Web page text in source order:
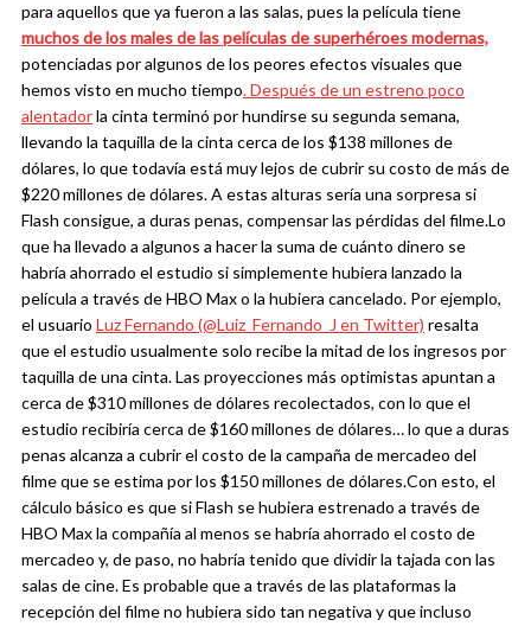
para aquellos que ya fueron a las salas, pues la película tiene
muchos de los males de las películas de superhéroes modernas,
potenciadas por algunos de los peores efectos visuales que
hemos visto en mucho tiempo. Después de un estreno poco
alentadorla cinta terminó por hundirse su segunda semana,
llevando la taquilla de la cinta cerca de los $138 millones de
dólares, lo que todavía está muy lejos de cubrir su costo de más de
$220 millones de dólares. A estas alturas sería una sorpresa si
Flash consigue, a duras penas, compensar las pérdidas del filme.Lo
que ha llevado a algunos a hacer la suma de cuánto dinero se
habría ahorrado el estudio si simplemente hubiera lanzado la
película a través de HBO Max o la hubiera cancelado. Por ejemplo,
el usuario Luz Fernando (@Luiz_Fernando_J en Twitter) resalta
que el estudio usualmente solo recibe la mitad de los ingresos por
taquilla de una cinta. Las proyecciones más optimistas apuntan a
cerca de $310 millones de dólares recolectados, con lo que el
estudio recibiría cerca de $160 millones de dólares… lo que a duras
penas alcanza a cubrir el costo de la campaña de mercadeo del
filme que se estima por los $150 millones de dólares.Con esto, el
cálculo básico es que si Flash se hubiera estrenado a través de
HBO Max la compañía al menos se habría ahorrado el costo de
mercadeo y, de paso, no habría tenido que dividir la tajada con las
salas de cine. Es probable que a través de las plataformas la
recepción del filme no hubiera sido tan negativa y que incluso